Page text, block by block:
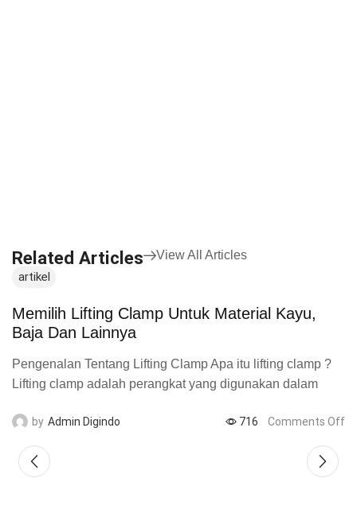
Related Articles View All Articles
artikel
Memilih Lifting Clamp Untuk Material Kayu,
Baja Dan Lainnya
Pengenalan Tentang Lifting Clamp Apa itu lifting clamp ?
Lifting clamp adalah perangkat yang digunakan dalam
utama dari...
by Admin Digindo 716 Comments Off